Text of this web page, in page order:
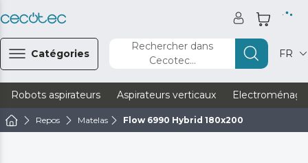
Catégories
Rechercher dans
Cecotec...
FR
Robots aspirateurs Aspirateurs verticaux
Repos Matelas Flow 6990 Hybrid 180x200